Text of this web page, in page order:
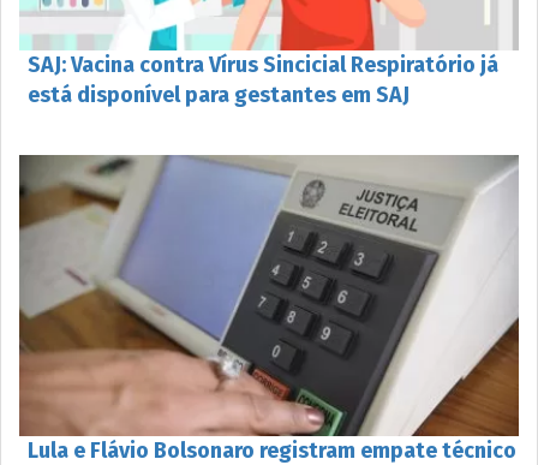
SAJ: Vacina contra Vírus Sincicial Respiratório já
está disponível para gestantes em SAJ
Lula e Flávio Bolsonaro registram empate técnico